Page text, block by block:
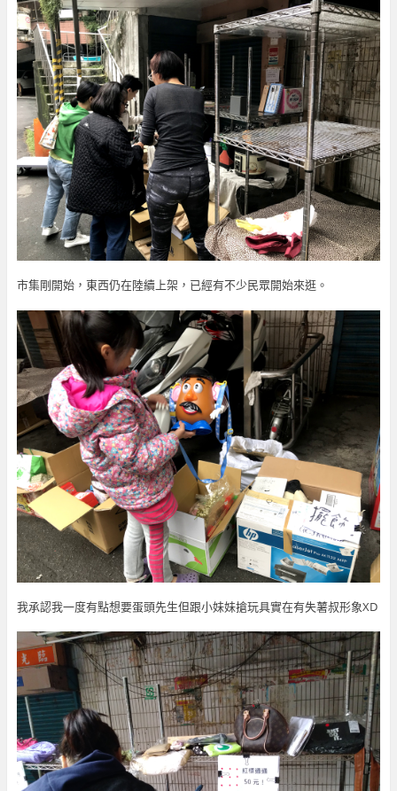
市集剛開始，東西仍在陸續上架，已經有不少民眾開始來逛。
我承認我一度有點想要蛋頭先生但跟小妹妹搶玩具實在有失薯叔形象XD